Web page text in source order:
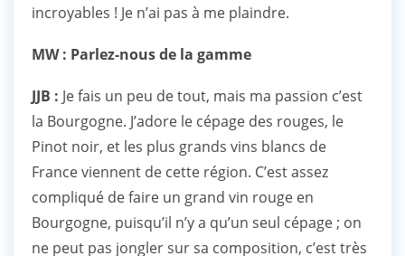
incroyables ! Je n’ai pas à me plaindre.
MW : Parlez-nous de la gamme
JJB : Je fais un peu de tout, mais ma passion c’est
la Bourgogne. J’adore le cépage des rouges, le
Pinot noir, et les plus grands vins blancs de
France viennent de cette région. C’est assez
compliqué de faire un grand vin rouge en
Bourgogne, puisqu’il n’y a qu’un seul cépage ; on
ne peut pas jongler sur sa composition, c’est très